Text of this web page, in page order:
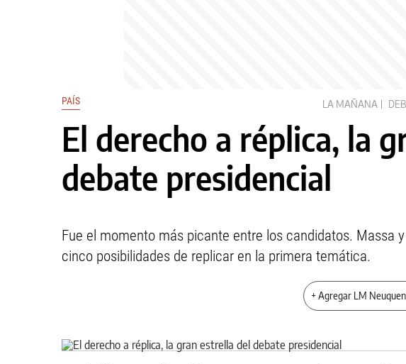
PAÍS LA MAÑANA
El derecho a réplica, la
debate presidencial
Fue el momento más picante entre los candidatos. Massa
cinco posibilidades de replicar en la primera temática.
+ Agregar LM